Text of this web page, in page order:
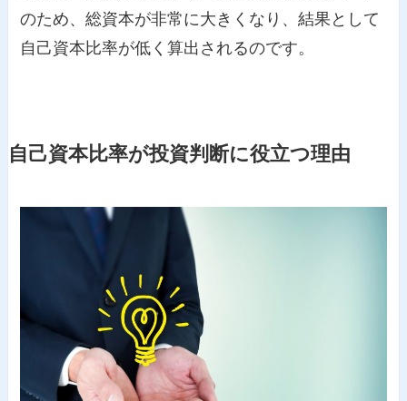
のため、総資本が非常に大きくなり、結果として
自己資本比率が低く算出されるのです。
自己資本比率が投資判断に役立つ理由